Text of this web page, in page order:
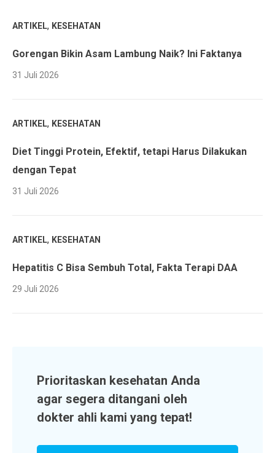
ARTIKEL, KESEHATAN
Gorengan Bikin Asam Lambung Naik? Ini Faktanya
31 Juli 2026
ARTIKEL, KESEHATAN
Diet Tinggi Protein, Efektif, tetapi Harus Dilakukan
dengan Tepat
31 Juli 2026
ARTIKEL, KESEHATAN
Hepatitis C Bisa Sembuh Total, Fakta Terapi DAA
29 Juli 2026
Prioritaskan kesehatan Anda
agar segera ditangani oleh
dokter ahli kami yang tepat!